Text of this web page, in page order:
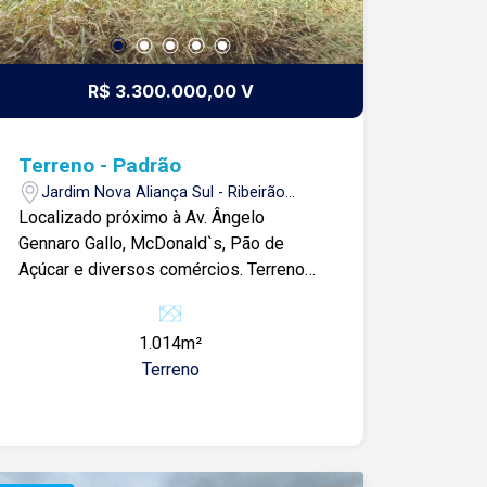
R$ 3.300.000,00 V
Terreno - Padrão
Jardim Nova Aliança Sul - Ribeirão
Preto/SP
Localizado próximo à Av. Ângelo
Gennaro Gallo, McDonald`s, Pão de
Açúcar e diversos comércios. Terreno
Pronto pra construir; -Ideal para
agendar visita, entre em contato. Lago é
fazemos. Todos os dias construímos
1.014m²
Terreno